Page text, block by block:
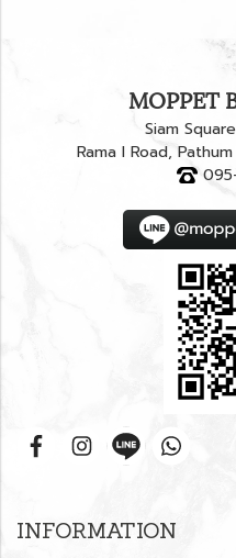
MOPPET
Siam
Rama I Road,
INFORMATION